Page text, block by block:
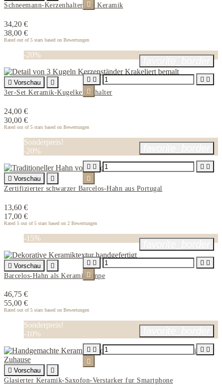
Schneemann-Kerzenhalter aus Keramik
34,20 €
38,00 €
Rated out of 5 stars based on Bewertungen

-20%
 Vorschau

3er-Set Keramik-Kugelkerzenhalter
24,00 €
30,00 €
Rated out of 5 stars based on Bewertungen
   

Sonderpreis!
-20%
 Vorschau

Zertifizierter schwarzer Barcelos-Hahn aus Portugal
13,60 €
17,00 €
Rated 5 out of 5 stars based on 2 Bewertungen
   

-15%
 Vorschau

Barcelos-Hahn als Keramiklampe
46,75 €
55,00 €
Rated out of 5 stars based on Bewertungen
   

Sonderpreis!
-10%
 Vorschau

Glasierter Keramik-Saxofon-Verstarker fur Smartphone
   
